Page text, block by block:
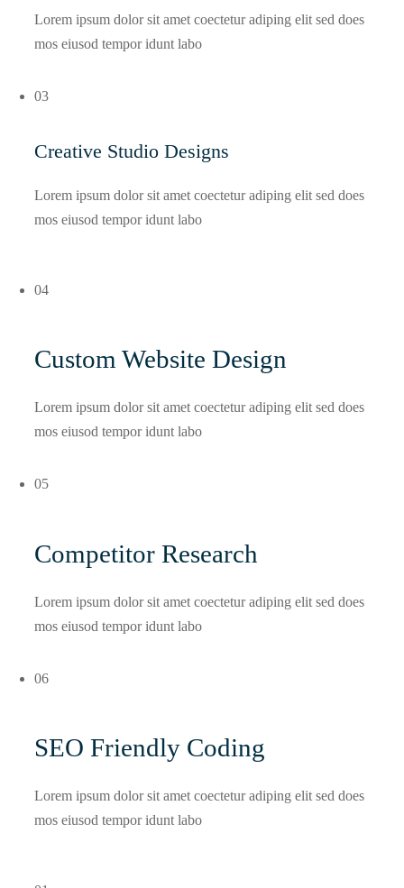
Lorem ipsum dolor sit amet coectetur adiping elit sed does
mos eiusod tempor idunt labo
03
Creative Studio Designs
Lorem ipsum dolor sit amet coectetur adiping elit sed does
mos eiusod tempor idunt labo
04
Custom Website Design
Lorem ipsum dolor sit amet coectetur adiping elit sed does
mos eiusod tempor idunt labo
05
Competitor Research
Lorem ipsum dolor sit amet coectetur adiping elit sed does
mos eiusod tempor idunt labo
06
SEO Friendly Coding
Lorem ipsum dolor sit amet coectetur adiping elit sed does
mos eiusod tempor idunt labo